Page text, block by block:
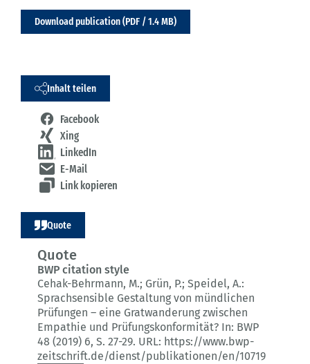
Download publication (PDF / 1.4 MB)
Inhalt teilen
Facebook
Xing
LinkedIn
E-Mail
Link kopieren
Quote
Quote
BWP citation style
Cehak-Behrmann, M.; Grün, P.; Speidel, A.:
Sprachsensible Gestaltung von mündlichen
Prüfungen – eine Gratwanderung zwischen
Empathie und Prüfungskonformität? In: BWP
48 (2019) 6, S. 27-29. URL: https://www.bwp-
zeitschrift.de/dienst/publikationen/en/10719